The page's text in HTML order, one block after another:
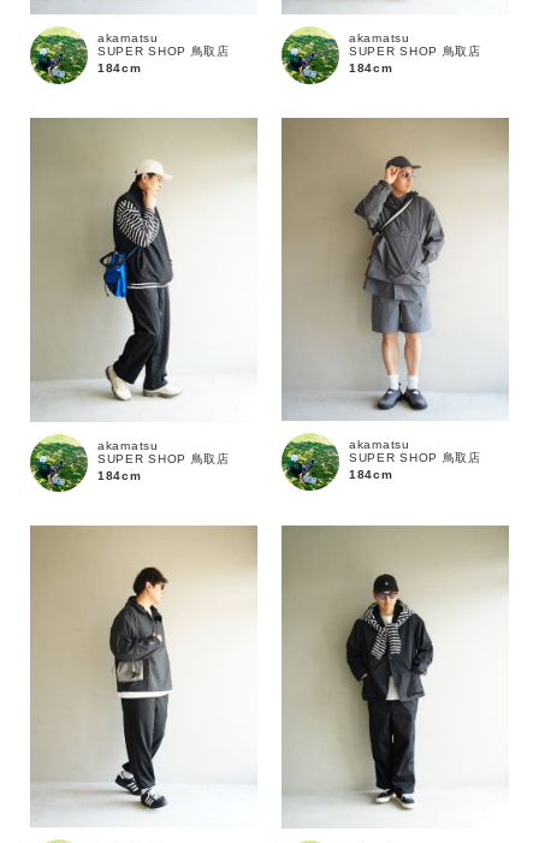
akamatsu
SUPER SHOP 鳥取店
184cm
akamatsu
SUPER SHOP 鳥取店
184cm
akamatsu
SUPER SHOP 鳥取店
184cm
akamatsu
SUPER SHOP 鳥取店
184cm